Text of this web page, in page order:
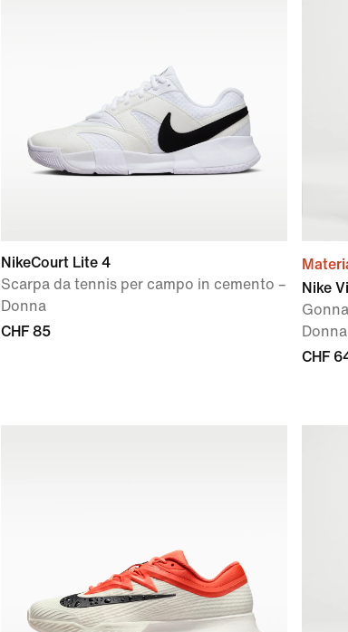
NikeCourt Lite 4
Scarpa da tennis per campo in cemento –
Donna
CHF 85
Nike
Donna
CHF